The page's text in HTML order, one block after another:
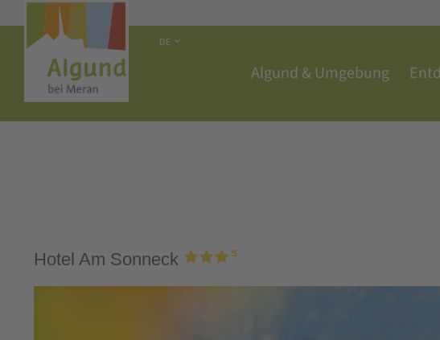
DE
Algund & Umgebung
Hotel Am Sonneck